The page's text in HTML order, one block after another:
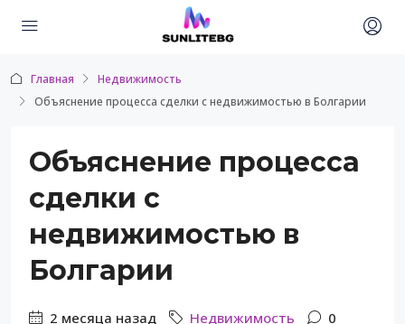
Главная
Недвижимость
Объяснение процесса сделки с недвижимостью в Болгарии
Объяснение процесса
сделки с
недвижимостью в
Болгарии
2 месяца назад Недвижимость 0